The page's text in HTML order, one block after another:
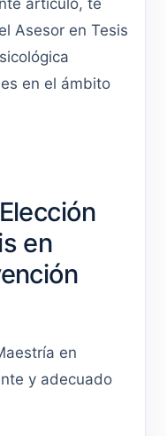
Asesor en Tesis
en el ámbito
en
en
y adecuado